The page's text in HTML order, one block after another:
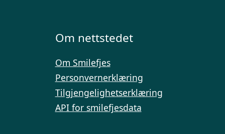
Om nettstedet
Om Smilefjes
Personvernerklæring
Tilgjengelighetserklæring
API for smilefjesdata